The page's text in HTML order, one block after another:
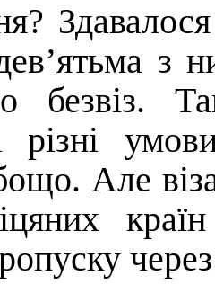
з
безвіз.
різні
Але